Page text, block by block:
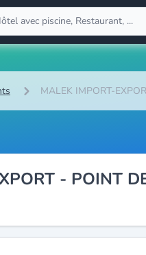
MALEK IMPORT-
- POINT